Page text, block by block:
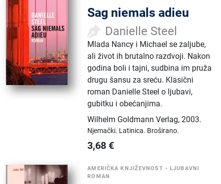
Sag niemals adieu
Danielle Steel
Mlada Nancy i Michael se zaljube,
ali život ih brutalno razdvoji. Nakon
godina boli i tajni, sudbina im pruža
drugu šansu za sreću. Klasični
roman Danielle Steel o ljubavi,
gubitku i obećanjima.
Wilhelm Goldmann Verlag,2003.
Njemački. Latinica. Broširano.
3,68 €
AMERIČKA KNJIŽEVNOST •LJUBAVNI
ROMAN